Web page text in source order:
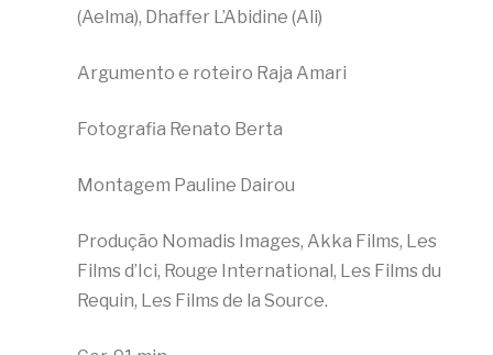
(Aelma), Dhaffer L’Abidine (Ali)
Argumento e roteiro Raja Amari
Fotografia Renato Berta
Montagem Pauline Dairou
Produção Nomadis Images, Akka Films, Les
Films d’Ici, Rouge International, Les Films du
Requin, Les Films de la Source.